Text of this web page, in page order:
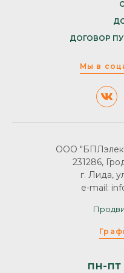
ДОГОВОР
Мы в
пн-пт
ООО
231286,
г. Лида,
e-mail: